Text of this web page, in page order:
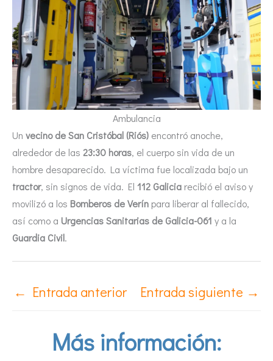
Ambulancia
Un vecino de San Cristóbal (Riós) encontró anoche,
alrededor de las 23:30 horas, el cuerpo sin vida de un
hombre desaparecido. La víctima fue localizada bajo un
tractor, sin signos de vida. El 112 Galicia recibió el aviso y
movilizó a los Bomberos de Verín para liberar al fallecido,
así como a Urgencias Sanitarias de Galicia-061 y a la
Guardia Civil.
← Entrada anterior Entrada siguiente →
Más información: